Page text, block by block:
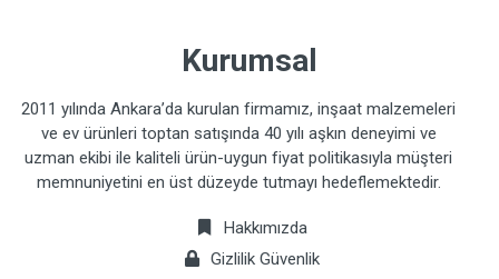
Kurumsal
2011 yılında Ankara’da kurulan firmamız, inşaat malzemeleri
ve ev ürünleri toptan satışında 40 yılı aşkın deneyimi ve
uzman ekibi ile kaliteli ürün-uygun fiyat politikasıyla müşteri
memnuniyetini en üst düzeyde tutmayı hedeflemektedir.
Hakkımızda
Gizlilik Güvenlik